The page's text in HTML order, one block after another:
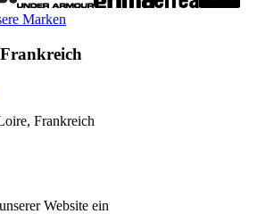
Marken
Frankreich
Website ein